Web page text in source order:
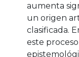
aumenta
un origen
clasificada.
este